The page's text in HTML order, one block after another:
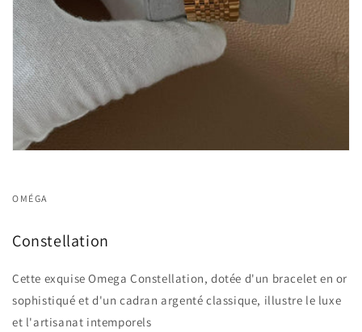
OMÉGA
Constellation
Cette exquise Omega Constellation, dotée d'un bracelet en or
sophistiqué et d'un cadran argenté classique, illustre le luxe
et l'artisanat intemporels